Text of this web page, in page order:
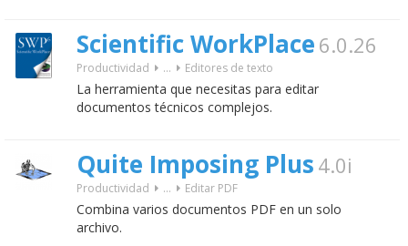
Scientific WorkPlace 6.0.26
Productividad ... Editores de texto
La herramienta que necesitas para editar
documentos técnicos complejos.
Quite Imposing Plus 4.0i
Productividad ... Editar PDF
Combina varios documentos PDF en un solo
archivo.